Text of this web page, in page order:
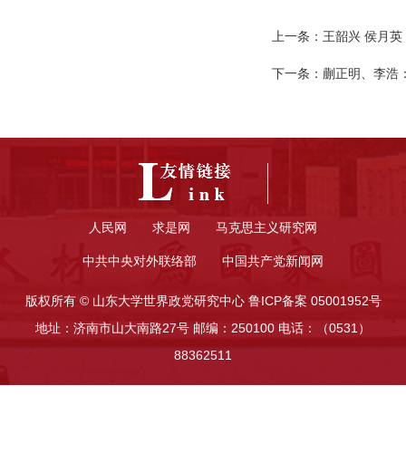
上一条： 王韶兴 侯月
下一条： 蒯正明、李浩
人民网 求是网 马克思主义研究网
中共中央对外联络部 中国共产党新闻网
版权所有 © 山东大学世界政党研究中心 鲁ICP备案 05001952号
地址：济南市山大南路27号 邮编：250100 电话：（0531）
88362511